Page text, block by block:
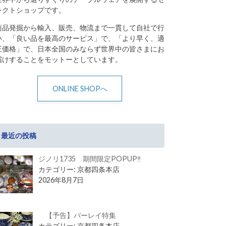
クトショップです。
品発掘から輸入、販売、物流まで一貫して自社で行
、「良い品を最高のサービス」で、「より早く、適
価格」で、日本全国のみならず世界中の皆さまにお
けすることをモットーとしています。
ONLINE SHOPへ
最近の投稿
ジノリ1735 期間限定POPUP‼
カテゴリー: 京都四条本店
2026年8月7日
【予告】バーレイ特集